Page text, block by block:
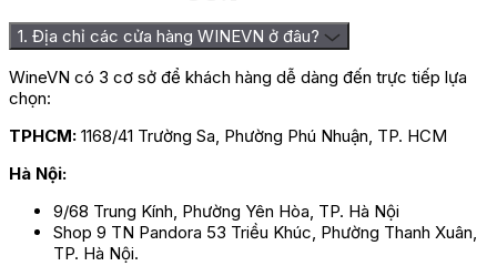
1. Địa chỉ các cửa hàng WINEVN ở đâu?
WineVN có 3 cơ sở để khách hàng dễ dàng đến trực tiếp lựa
chọn:
TPHCM: 1168/41 Trường Sa, Phường Phú Nhuận, TP. HCM
Hà Nội:
9/68 Trung Kính, Phường Yên Hòa, TP. Hà Nội
Shop 9 TN Pandora 53 Triều Khúc, Phường Thanh Xuân,
TP. Hà Nội.